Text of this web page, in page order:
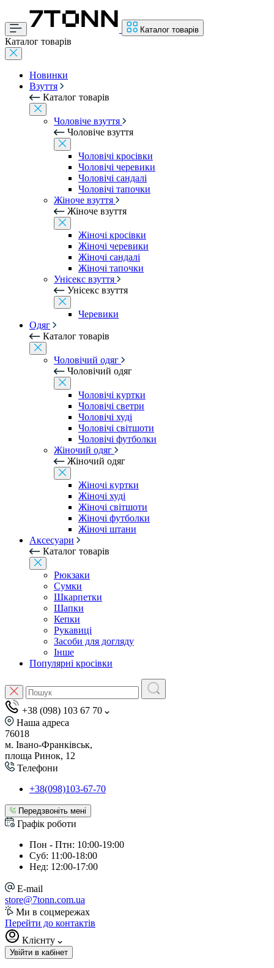
Каталог товарів
Каталог товарів
Новинки
Взуття
Каталог товарів
Чоловіче взуття
Чоловіче взуття
Чоловічі кросівки
Чоловічі черевики
Чоловічі сандалі
Чоловічі тапочки
Жіноче взуття
Жіноче взуття
Жіночі кросівки
Жіночі черевики
Жіночі сандалі
Жіночі тапочки
Унісекс взуття
Унісекс взуття
Черевики
Одяг
Каталог товарів
Чоловічий одяг
Чоловічий одяг
Чоловічі куртки
Чоловічі светри
Чоловічі худі
Чоловічі світшоти
Чоловічі футболки
Жіночий одяг
Жіночий одяг
Жіночі куртки
Жіночі худі
Жіночі світшоти
Жіночі футболки
Жіночі штани
Аксесуари
Каталог товарів
Рюкзаки
Сумки
Шкарпетки
Шапки
Кепки
Рукавиці
Засоби для догляду
Інше
Популярні кросівки
+38 (098) 103 67 70
Наша адреса
76018
м. Івано-Франківськ,
площа Ринок, 12
Телефони
+38(098)103-67-70
Передзвоніть мені
Графік роботи
Пон - Птн: 10:00-19:00
Суб: 11:00-18:00
Нед: 12:00-17:00
E-mail
store@7tonn.com.ua
Ми в соцмережах
Перейти до контактів
Клієнту
Увійти в кабінет